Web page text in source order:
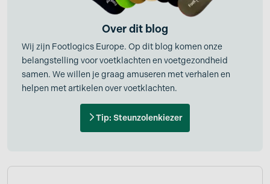
Over dit blog
Wij zijn Footlogics Europe. Op dit blog komen onze
belangstelling voor voetklachten en voetgezondheid
samen. We willen je graag amuseren met verhalen en
helpen met artikelen over voetklachten.
Tip: Steunzolenkiezer